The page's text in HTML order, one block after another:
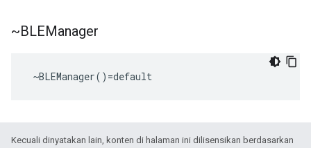
~BLEManager
~BLEManager()=default
Kecuali dinyatakan lain, konten di halaman ini dilisensikan berdasarkan